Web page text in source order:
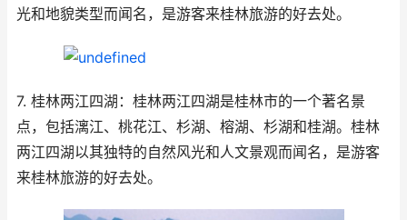
光和地貌类型而闻名，是游客来桂林旅游的好去处。
7. 桂林两江四湖：桂林两江四湖是桂林市的一个著名景
点，包括漓江、桃花江、杉湖、榕湖、杉湖和桂湖。桂林
两江四湖以其独特的自然风光和人文景观而闻名，是游客
来桂林旅游的好去处。